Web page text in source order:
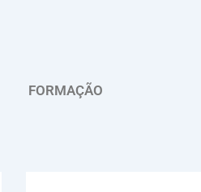
FORMAÇÃO
u